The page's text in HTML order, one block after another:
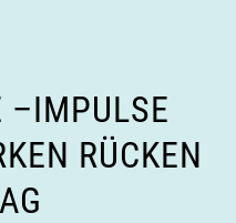
–IMPULSE
RÜCKEN